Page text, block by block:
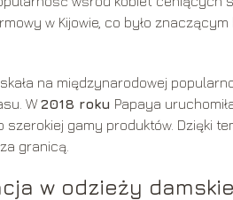
w Kijowie, co było
na międzynarodowej
W2018 roku Papaya
gamy produktów. Dzięki
granicą.
w odzieży